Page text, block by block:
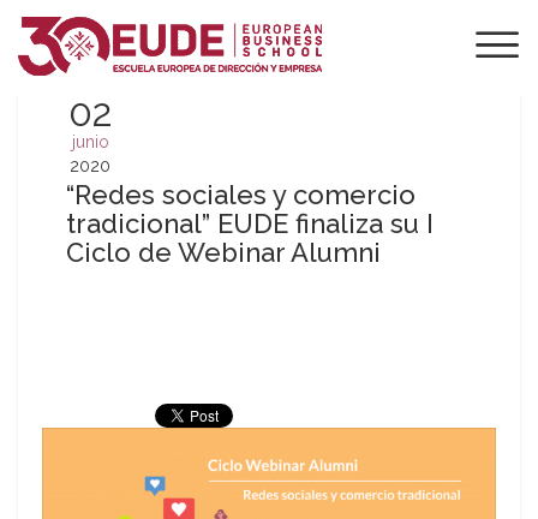
02
junio
2020
“Redes sociales y comercio
tradicional” EUDE finaliza su I
Ciclo de Webinar Alumni